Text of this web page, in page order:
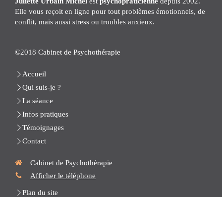
Elle vous reçoit en ligne pour tout problèmes émotionnels, de
conflit, mais aussi stress ou troubles anxieux.
©2018 Cabinet de Psychothérapie
Accueil
Qui suis-je ?
La séance
Infos pratiques
Témoignages
Contact
Cabinet de Psychothérapie
Afficher le téléphone
Plan du site